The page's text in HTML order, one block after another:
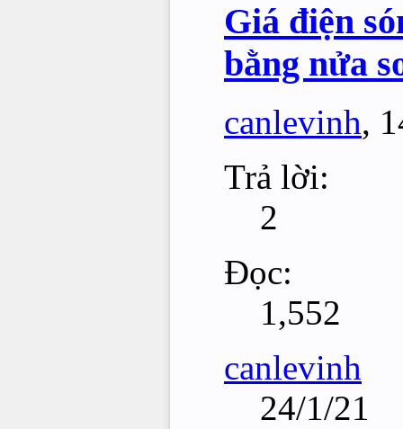
Giá điện
bằng nửa
canlevinh,
Trả lời:
2
Đọc:
1,552
canlevinh
24/1/21